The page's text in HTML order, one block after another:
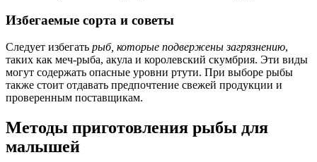
Избегаемые сорта и советы
Следует избегать рыб, которые подвержены загрязнению,
таких как меч-рыба, акула и королевский скумбрия. Эти виды
могут содержать опасные уровни ртути. При выборе рыбы
также стоит отдавать предпочтение свежей продукции и
проверенным поставщикам.
Методы приготовления рыбы для
малышей